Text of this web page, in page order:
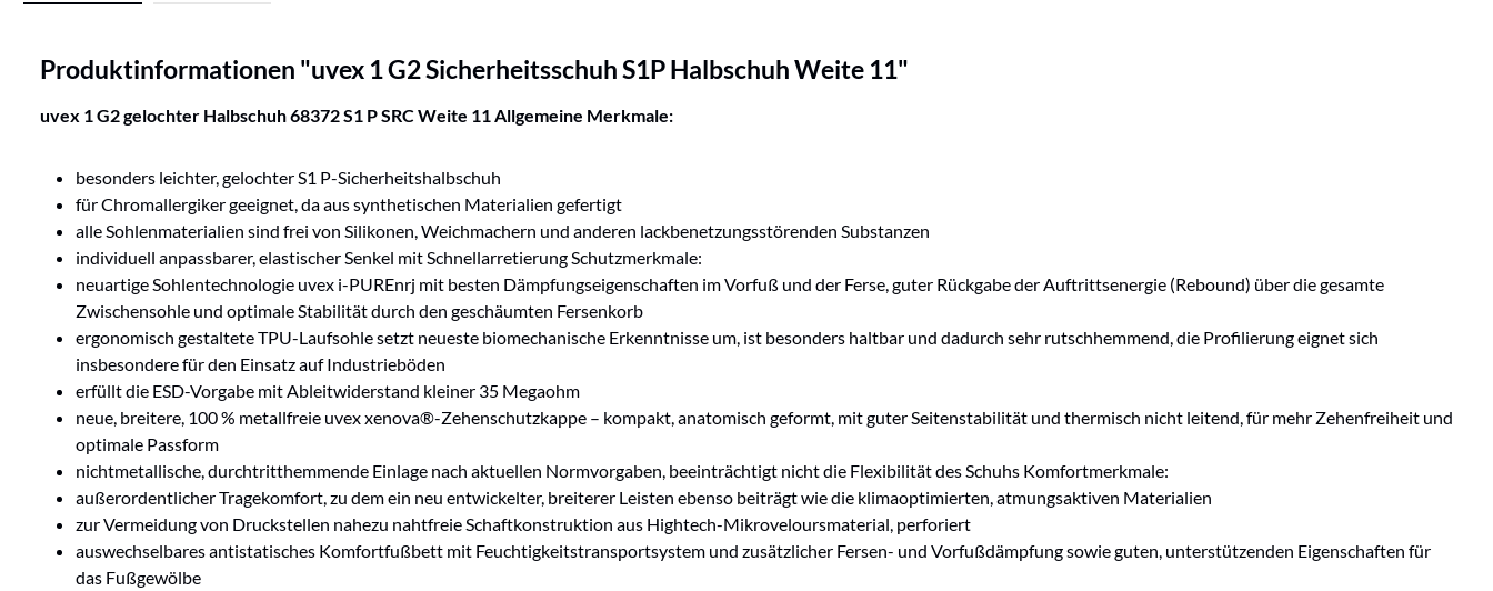
Produktinformationen "uvex 1 G2 Sicherheitsschuh S1P Halbschuh Weite 11"
uvex 1 G2 gelochter Halbschuh 68372 S1 P SRC Weite 11 Allgemeine Merkmale:
besonders leichter, gelochter S1 P-Sicherheitshalbschuh
für Chromallergiker geeignet, da aus synthetischen Materialien gefertigt
alle Sohlenmaterialien sind frei von Silikonen, Weichmachern und anderen lackbenetzungsstörenden Substanzen
individuell anpassbarer, elastischer Senkel mit Schnellarretierung Schutzmerkmale:
neuartige Sohlentechnologie uvex i-PUREnrj mit besten Dämpfungseigenschaften im Vorfuß und der Ferse, guter Rückgabe der Auftrittsenergie (Rebound) über die gesamte
Zwischensohle und optimale Stabilität durch den geschäumten Fersenkorb
ergonomisch gestaltete TPU-Laufsohle setzt neueste biomechanische Erkenntnisse um, ist besonders haltbar und dadurch sehr rutschhemmend, die Profilierung eignet sich
insbesondere für den Einsatz auf Industrieböden
erfüllt die ESD-Vorgabe mit Ableitwiderstand kleiner 35 Megaohm
neue, breitere, 100 % metallfreie uvex xenova®-Zehenschutzkappe – kompakt, anatomisch geformt, mit guter Seitenstabilität und thermisch nicht leitend, für mehr Zehenfreiheit und
optimale Passform
nichtmetallische, durchtritthemmende Einlage nach aktuellen Normvorgaben, beeinträchtigt nicht die Flexibilität des Schuhs Komfortmerkmale:
außerordentlicher Tragekomfort, zu dem ein neu entwickelter, breiterer Leisten ebenso beiträgt wie die klimaoptimierten, atmungsaktiven Materialien
zur Vermeidung von Druckstellen nahezu nahtfreie Schaftkonstruktion aus Hightech-Mikroveloursmaterial, perforiert
auswechselbares antistatisches Komfortfußbett mit Feuchtigkeitstransportsystem und zusätzlicher Fersen- und Vorfußdämpfung sowie guten, unterstützenden Eigenschaften für
das Fußgewölbe